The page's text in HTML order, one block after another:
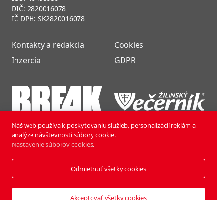
DIČ: 2820016078
IČ DPH: SK2820016078
Kontakty a redakcia
Inzercia
Cookies
GDPR
NOVÝ ČAS NEDEĽA © 2024 | PUBLISHING HOUSE, a.s.,
Náš web používa k poskytovaniu služieb, personalizácií reklám a
analýze návštevnosti súbory cookie.
Nastavenie súborov cookies.
Odmietnuť všetky cookies
Akceptovať všetky cookies